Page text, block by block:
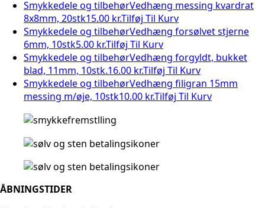
Smykkedele og tilbehørVedhæng messing kvardrat
8x8mm, 20stk15.00 kr.Tilføj Til Kurv
Smykkedele og tilbehørVedhæng forsølvet stjerne
6mm, 10stk5.00 kr.Tilføj Til Kurv
Smykkedele og tilbehørVedhæng forgyldt, bukket
blad, 11mm, 10stk.16.00 kr.Tilføj Til Kurv
Smykkedele og tilbehørVedhæng filigran 15mm
messing m/øje, 10stk10.00 kr.Tilføj Til Kurv
ÅBNINGSTIDER